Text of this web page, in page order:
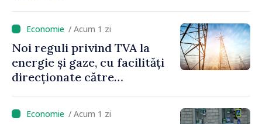
/ Acum 1 zi
Noi reguli privind TVA la
energie și gaze, cu facilități
direcționate către
/ Acum 1 zi